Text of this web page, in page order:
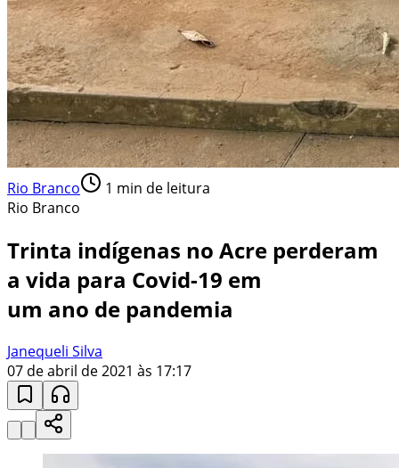
Rio Branco 1 min de leitura
Rio Branco
Trinta indígenas no Acre perderam
a vida para Covid-19 em
um ano de pandemia
Janequeli Silva
07 de abril de 2021 às 17:17